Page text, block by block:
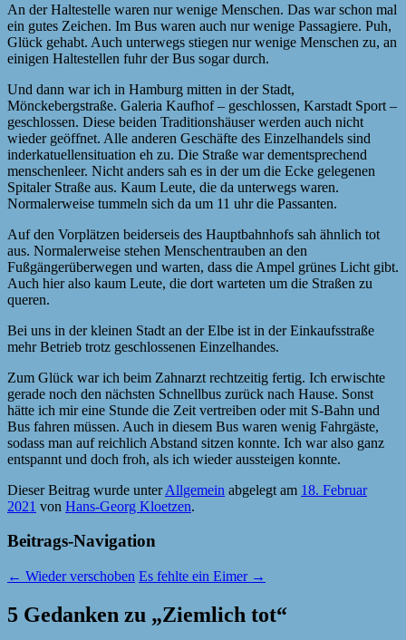
An der Haltestelle waren nur wenige Menschen. Das war schon mal
ein gutes Zeichen. Im Bus waren auch nur wenige Passagiere. Puh,
Glück gehabt. Auch unterwegs stiegen nur wenige Menschen zu, an
einigen Haltestellen fuhr der Bus sogar durch.
Und dann war ich in Hamburg mitten in der Stadt,
Mönckebergstraße. Galeria Kaufhof – geschlossen, Karstadt Sport –
geschlossen. Diese beiden Traditionshäuser werden auch nicht
wieder geöffnet. Alle anderen Geschäfte des Einzelhandels sind
inderkatuellensituation eh zu. Die Straße war dementsprechend
menschenleer. Nicht anders sah es in der um die Ecke gelegenen
Spitaler Straße aus. Kaum Leute, die da unterwegs waren.
Normalerweise tummeln sich da um 11 uhr die Passanten.
Auf den Vorplätzen beiderseis des Hauptbahnhofs sah ähnlich tot
aus. Normalerweise stehen Menschentrauben an den
Fußgängerüberwegen und warten, dass die Ampel grünes Licht gibt.
Auch hier also kaum Leute, die dort warteten um die Straßen zu
queren.
Bei uns in der kleinen Stadt an der Elbe ist in der Einkaufsstraße
mehr Betrieb trotz geschlossenen Einzelhandes.
Zum Glück war ich beim Zahnarzt rechtzeitig fertig. Ich erwischte
gerade noch den nächsten Schnellbus zurück nach Hause. Sonst
hätte ich mir eine Stunde die Zeit vertreiben oder mit S-Bahn und
Bus fahren müssen. Auch in diesem Bus waren wenig Fahrgäste,
sodass man auf reichlich Abstand sitzen konnte. Ich war also ganz
entspannt und doch froh, als ich wieder aussteigen konnte.
Dieser Beitrag wurde unterAllgemein abgelegt am 18. Februar
2021 von Hans-Georg Kloetzen.
Beitrags-Navigation
← Wieder verschoben Es fehlte ein Eimer →
5 Gedanken zu „Ziemlich tot“